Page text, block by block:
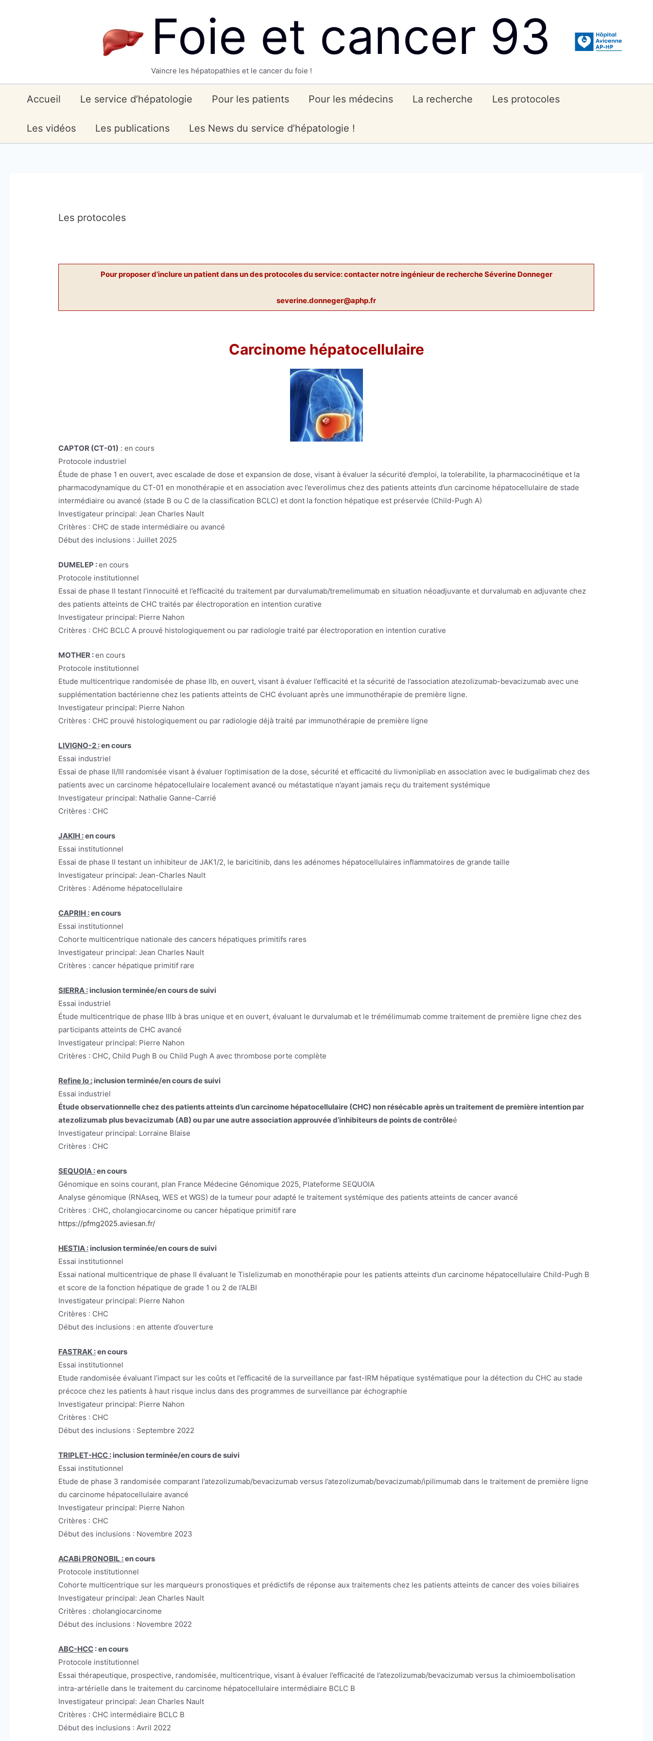
Foie et cancer 93
Vaincre les hépatopathies et le cancer du foie !
Accueil Le service d’hépatologie Pour les patients Pour les médecins La recherche Les protocoles
Les vidéos Les publications Les News du service d’hépatologie !
Les protocoles
Pour proposer d’inclure un patient dans un des protocoles du service: contacter notre ingénieur de recherche Séverine Donneger
severine.donneger@aphp.fr
Carcinome hépatocellulaire
CAPTOR (CT-01) : en cours
Protocole industriel
Étude de phase 1 en ouvert, avec escalade de dose et expansion de dose, visant à évaluer la sécurité d’emploi, la tolerabilite, la pharmacocinétique et la
pharmacodynamique du CT-01 en monothérapie et en association avec l’everolimus chez des patients atteints d’un carcinome hépatocellulaire de stade
intermédiaire ou avancé (stade B ou C de la classification BCLC) et dont la fonction hépatique est préservée (Child-Pugh A)
Investigateur principal: Jean Charles Nault
Critères : CHC de stade intermédiaire ou avancé
Début des inclusions : Juillet 2025
DUMELEP :en cours
Protocole institutionnel
Essai de phase II testant l’innocuité et l’efficacité du traitement par durvalumab/tremelimumab en situation néoadjuvante et durvalumab en adjuvante chez
des patients atteints de CHC traités par électroporation en intention curative
Investigateur principal: Pierre Nahon
Critères : CHC BCLC A prouvé histologiquement ou par radiologie traité par électroporation en intention curative
MOTHER :en cours
Protocole institutionnel
Etude multicentrique randomisée de phase IIb, en ouvert, visant à évaluer l’efficacité et la sécurité de l’association atezolizumab-bevacizumab avec une
supplémentation bactérienne chez les patients atteints de CHC évoluant après une immunothérapie de première ligne.
Investigateur principal: Pierre Nahon
Critères : CHC prouvé histologiquement ou par radiologie déjà traité par immunothérapie de première ligne
LIVIGNO-2 :en cours
Essai industriel
Essai de phase II/III randomisée visant à évaluer l’optimisation de la dose, sécurité et efficacité du livmonipliab en association avec le budigalimab chez des
patients avec un carcinome hépatocellulaire localement avancé ou métastatique n’ayant jamais reçu du traitement systémique
Investigateur principal: Nathalie Ganne-Carrié
Critères : CHC
JAKIH :en cours
Essai institutionnel
Essai de phase II testant un inhibiteur de JAK1/2, le baricitinib, dans les adénomes hépatocellulaires inflammatoires de grande taille
Investigateur principal: Jean-Charles Nault
Critères : Adénome hépatocellulaire
CAPRIH :en cours
Essai institutionnel
Cohorte multicentrique nationale des cancers hépatiques primitifs rares
Investigateur principal: Jean Charles Nault
Critères : cancer hépatique primitif rare
SIERRA : inclusion terminée/en cours de suivi
Essai industriel
Étude multicentrique de phase IIIb à bras unique et en ouvert, évaluant le durvalumab et le trémélimumab comme traitement de première ligne chez des
participants atteints de CHC avancé
Investigateur principal: Pierre Nahon
Critères : CHC, Child Pugh B ou Child Pugh A avec thrombose porte complète
Refine Io : inclusion terminée/en cours de suivi
Essai industriel
Étude observationnelle chez des patients atteints d’un carcinome hépatocellulaire (CHC) non résécable après un traitement de première intention par
atezolizumab plus bevacizumab (AB) ou par une autre association approuvée d’inhibiteurs de points de contrôleé
Investigateur principal: Lorraine Blaise
Critères : CHC
SEQUOIA :en cours
Génomique en soins courant, plan France Médecine Génomique 2025, Plateforme SEQUOIA
Analyse génomique (RNAseq, WES et WGS) de la tumeur pour adapté le traitement systémique des patients atteints de cancer avancé
Critères : CHC, cholangiocarcinome ou cancer hépatique primitif rare
https://pfmg2025.aviesan.fr/
HESTIA : inclusion terminée/en cours de suivi
Essai institutionnel
Essai national multicentrique de phase II évaluant le Tislelizumab en monothérapie pour les patients atteints d’un carcinome hépatocellulaire Child-Pugh B
et score de la fonction hépatique de grade 1 ou 2 de l’ALBI
Investigateur principal: Pierre Nahon
Critères : CHC
Début des inclusions : en attente d’ouverture
FASTRAK :en cours
Essai institutionnel
Etude randomisée évaluant l’impact sur les coûts et l’efficacité de la surveillance par fast-IRM hépatique systématique pour la détection du CHC au stade
précoce chez les patients à haut risque inclus dans des programmes de surveillance par échographie
Investigateur principal: Pierre Nahon
Critères : CHC
Début des inclusions : Septembre 2022
TRIPLET-HCC : inclusion terminée/en cours de suivi
Essai institutionnel
Etude de phase 3 randomisée comparant l’atezolizumab/bevacizumab versus l’atezolizumab/bevacizumab/ipilimumab dans le traitement de première ligne
du carcinome hépatocellulaire avancé
Investigateur principal: Pierre Nahon
Critères : CHC
Début des inclusions : Novembre 2023
ACABi PRONOBIL :en cours
Protocole institutionnel
Cohorte multicentrique sur les marqueurs pronostiques et prédictifs de réponse aux traitements chez les patients atteints de cancer des voies biliaires
Investigateur principal: Jean Charles Nault
Critères : cholangiocarcinome
Début des inclusions : Novembre 2022
ABC-HCC : en cours
Protocole institutionnel
Essai thérapeutique, prospective, randomisée, multicentrique, visant à évaluer l’efficacité de l’atezolizumab/bevacizumab versus la chimioembolisation
intra-artérielle dans le traitement du carcinome hépatocellulaire intermédiaire BCLC B
Investigateur principal: Jean Charles Nault
Critères : CHC intermédiaire BCLC B
Début des inclusions : Avril 2022